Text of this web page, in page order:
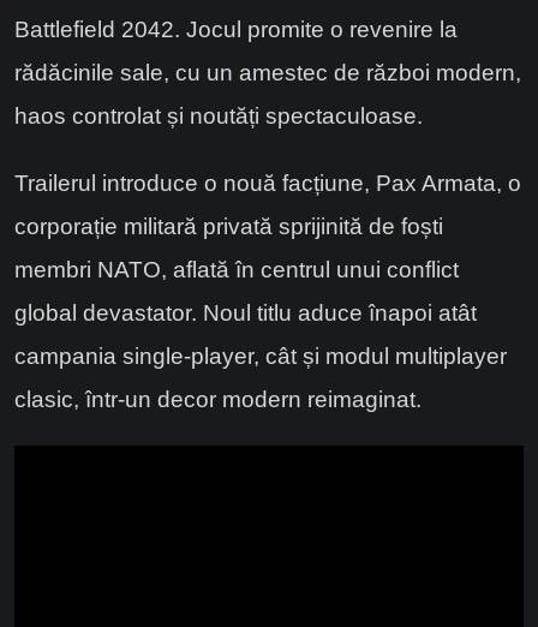
Battlefield 2042. Jocul promite o revenire la
rădăcinile sale, cu un amestec de război modern,
haos controlat și noutăți spectaculoase.
Trailerul introduce o nouă facțiune, Pax Armata, o
corporație militară privată sprijinită de foști
membri NATO, aflată în centrul unui conflict
global devastator. Noul titlu aduce înapoi atât
campania single-player, cât și modul multiplayer
clasic, într-un decor modern reimaginat.